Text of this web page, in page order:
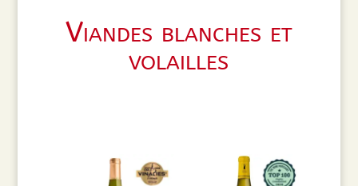
Viandes blanches et
volailles